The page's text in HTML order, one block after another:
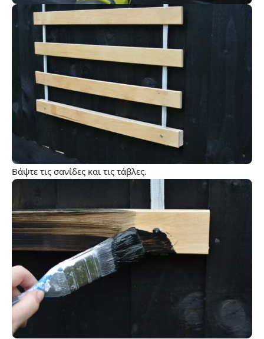
Βάψτε τις σανίδες και τις τάβλες.